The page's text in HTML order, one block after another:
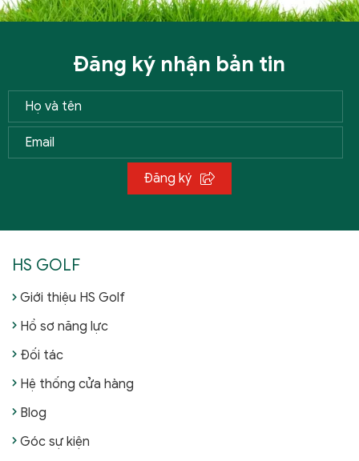
Đăng ký nhận bản tin
Đăng ký
HS GOLF
Giới thiệu HS Golf
Hồ sơ năng lực
Đối tác
Hệ thống cửa hàng
Blog
Góc sự kiện